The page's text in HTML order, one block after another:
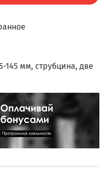
145 мм, струбцина, две